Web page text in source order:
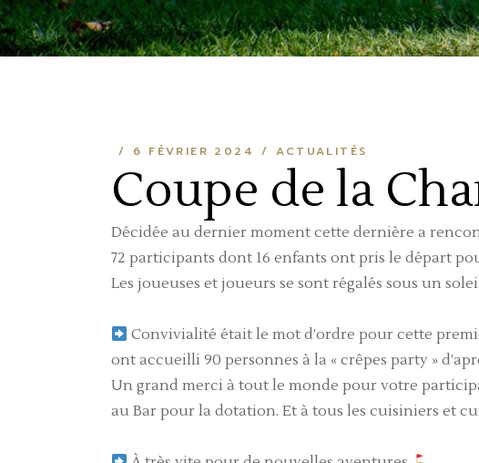
6 FÉVRIER 2024 ACTUALITÉS
Coupe de la
Décidée au dernier moment cette dernière a
72 participants dont 16 enfants ont pris le départ
Les joueuses et joueurs se sont régalés sous un
Convivialité était le mot d’ordre pour cette
ont accueilli 90 personnes à la « crêpes party »
Un grand merci à tout le monde pour votre
au Bar pour la dotation. Et à tous les cuisiniers et